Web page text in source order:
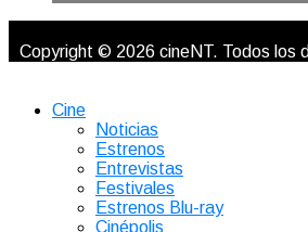
Copyright © 2026 cineNT. Todos los
Cine
Noticias
Estrenos
Entrevistas
Festivales
Estrenos Blu-ray
Cinépolis